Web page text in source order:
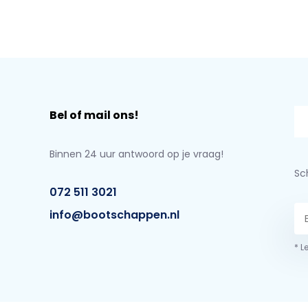
Bel of mail ons!
Binnen 24 uur antwoord op je vraag!
072 511 3021
info@bootschappen.nl
*